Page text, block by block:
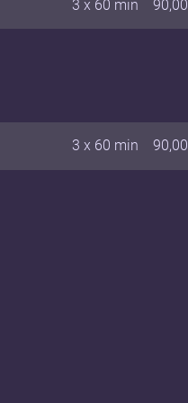
3 x 60 min 90,00
3 x 60 min 90,00